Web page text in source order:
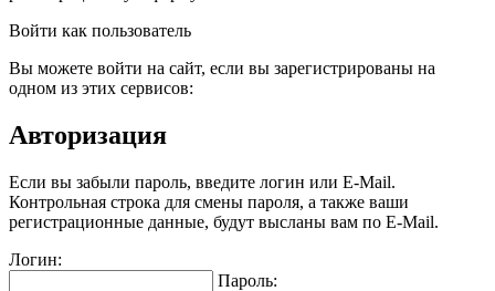
Войти как пользователь
Вы можете войти на сайт, если вы зарегистрированы на
одном из этих сервисов:
Авторизация
Если вы забыли пароль, введите логин или E-Mail.
Контрольная строка для смены пароля, а также ваши
регистрационные данные, будут высланы вам по E-Mail.
Логин:
Пароль: